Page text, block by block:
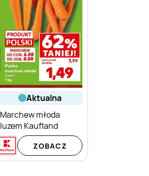
aktualna
Marchew młoda
luzem Kaufland
ZOBACZ